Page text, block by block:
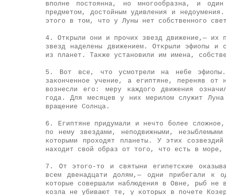
вполне постоянна, но многообразна, и
предметом, достойным удивления и
этого в том, что у Луны нет собственного
4. Открыли они и прочих звезд движение,— их
звезд наделены движением. Открыли эфиопы и
из планет. Также установили им имена,
5. Вот все, что усмотрели на небе
законченное учение, а египтяне, переняв от
вознесли его: меру каждого движения
года. Для месяцев у них мерилом служит
вращение Солнца.
6. Египтяне придумали и нечто более
по нему звездами, неподвижными,
которыми проходят планеты. У этих
находит свой образ от того, что есть в
7. От этого-то и святыни египетские
всем двенадцати долям,— одни прибегали
которые совершали наблюдения в Овне, рыб
козла не убивают те, у которых в почете